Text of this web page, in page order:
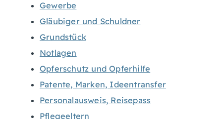
Gewerbe
Gläubiger und Schuldner
Grundstück
Notlagen
Opferschutz und Opferhilfe
Patente, Marken, Ideentransfer
Personalausweis, Reisepass
Pflegeeltern